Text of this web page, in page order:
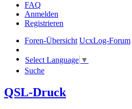
FAQ
Anmelden
Registrieren
Foren-Übersicht UcxLog-Forum
Select Language ▼
Suche
QSL-Druck